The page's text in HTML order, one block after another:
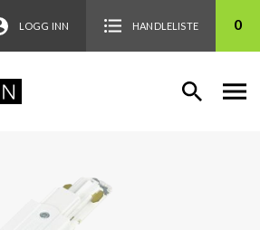
LOGG INN HANDLELISTE 0